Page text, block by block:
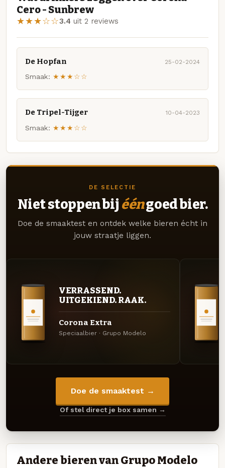
Cero - Sunbrew
★★★☆☆3.4 uit 2 reviews
De Hopfan 25-02-2024
Smaak: ★★★☆☆
De Tripel-Tijger 10-04-2023
Smaak: ★★★☆☆
DE SELECTIE
Niet stoppen bij ééngoed bier.
Doe de smaaktest en ontdek welke bieren écht in
jouw straatje liggen.
VERRASSEND.
UITGEKIEND. RAAK.
Corona Extra
Speciaalbier · Grupo Modelo
Doe de smaaktest →
Of stel direct je box samen →
Andere bieren van Grupo Modelo